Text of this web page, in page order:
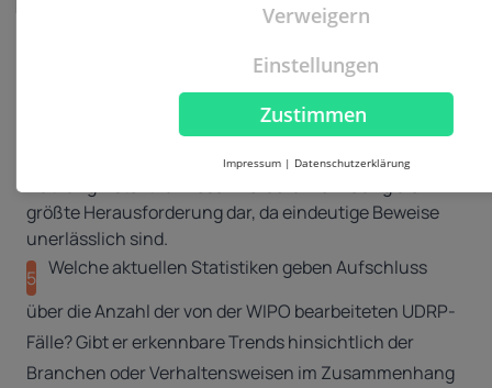
überhöhten Preis an den Markeninhaber zu verkaufen,
die Umleitung von Nutzern zu konkurrierenden
Angeboten oder die Nutzung der Domain, um den
Markeninhaber irrezuführen oder dessen Ruf zu
schädigen. Diese doppelte Voraussetzung –
missbräuchliche Absicht bei Registrierung und
größte Herausforderung dar, da eindeutige Beweise
unerlässlich sind.
5 Welche aktuellen Statistiken geben Aufschluss
über die Anzahl der von der WIPO bearbeiteten UDRP-
Fälle? Gibt er erkennbare Trends hinsichtlich der
Branchen oder Verhaltensweisen im Zusammenhang
Zustimmen
Verweigern
Einstellungen
Impressum | Datenschutzerklärung